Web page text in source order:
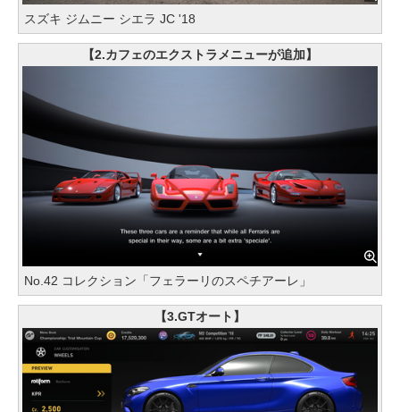
スズキ ジムニー シエラ JC '18
【2.カフェのエクストラメニューが追加】
No.42 コレクション「フェラーリのスペチアーレ」
【3.GTオート】